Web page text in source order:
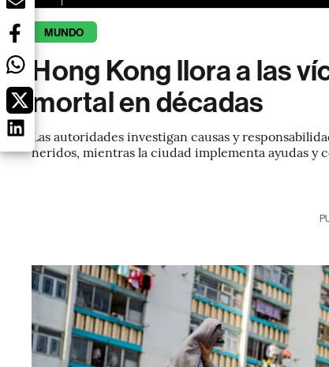
MUNDO
Hong Kong llora a las
mortal en décadas
Las autoridades investigan causas y
heridos, mientras la ciudad implementa ayudas y